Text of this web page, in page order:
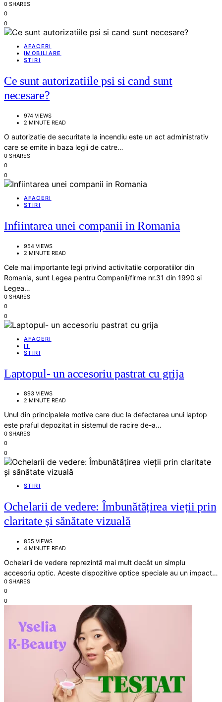
0 SHARES
0
0
AFACERI
IMOBILIARE
STIRI
Ce sunt autorizatiile psi si cand sunt
necesare?
974 VIEWS
2 MINUTE READ
O autorizatie de securitate la incendiu este un act administrativ
care se emite in baza legii de catre…
0 SHARES
0
0
AFACERI
STIRI
Infiintarea unei companii in Romania
954 VIEWS
2 MINUTE READ
Cele mai importante legi privind activitatile corporatiilor din
Romania, sunt Legea pentru Companii/firme nr.31 din 1990 si
Legea…
0 SHARES
0
0
AFACERI
IT
STIRI
Laptopul- un accesoriu pastrat cu grija
893 VIEWS
2 MINUTE READ
Unul din principalele motive care duc la defectarea unui laptop
este praful depozitat in sistemul de racire de-a…
0 SHARES
0
0
STIRI
Ochelarii de vedere: Îmbunătățirea vieții prin
claritate și sănătate vizuală
855 VIEWS
4 MINUTE READ
Ochelarii de vedere reprezintă mai mult decât un simplu
accesoriu optic. Aceste dispozitive optice speciale au un impact…
0 SHARES
0
0